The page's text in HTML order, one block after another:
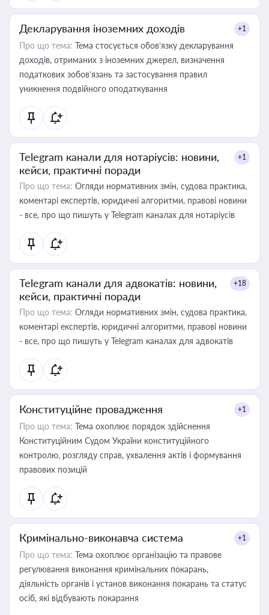
Декларування іноземних доходів +1
Про що тема: Тема стосується обов’язку декларування
доходів, отриманих з іноземних джерел, визначення
податкових зобов’язань та застосування правил
уникнення подвійного оподаткування
Telegram канали для нотаріусів: новини,
кейси, практичні поради
+1
Про що тема: Огляди нормативних змін, судова практика,
коментарі експертів, юридичні алгоритми, правові новини
- все, про що пишуть у Telegram каналах для нотаріусів
Telegram канали для адвокатів: новини,
кейси, практичні поради
+18
Про що тема: Огляди нормативних змін, судова практика,
коментарі експертів, юридичні алгоритми, правові новини
- все, про що пишуть у Telegram каналах для адвокатів
Конституційне провадження +1
Про що тема: Тема охоплює порядок здійснення
Конституційним Судом України конституційного
контролю, розгляду справ, ухвалення актів і формування
правових позицій
Кримінально-виконавча система +1
Про що тема: Тема охоплює організацію та правове
регулювання виконання кримінальних покарань,
діяльність органів і установ виконання покарань та статус
осіб, які відбувають покарання